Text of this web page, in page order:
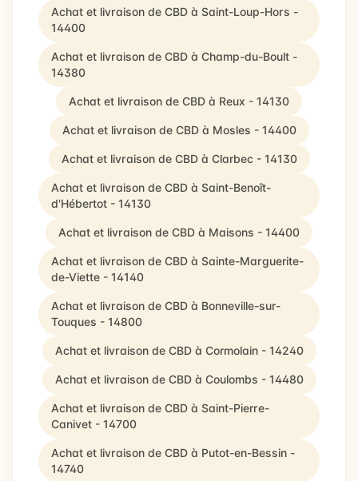
Achat et livraison de CBD à Saint-Loup-Hors -
14400
Achat et livraison de CBD à Champ-du-Boult -
14380
Achat et livraison de CBD à Reux - 14130
Achat et livraison de CBD à Mosles - 14400
Achat et livraison de CBD à Clarbec - 14130
Achat et livraison de CBD à Saint-Benoît-
d'Hébertot - 14130
Achat et livraison de CBD à Maisons - 14400
Achat et livraison de CBD à Sainte-Marguerite-
de-Viette - 14140
Achat et livraison de CBD à Bonneville-sur-
Touques - 14800
Achat et livraison de CBD à Cormolain - 14240
Achat et livraison de CBD à Coulombs - 14480
Achat et livraison de CBD à Saint-Pierre-
Canivet - 14700
Achat et livraison de CBD à Putot-en-Bessin -
14740